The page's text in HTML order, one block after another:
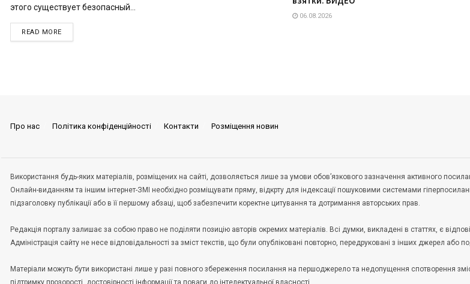
этого существует безопасный...
READ MORE
06.08.2026
Про нас Політика конфіденційності Контакти Розміщення новин
Використання будь-яких матеріалів, розміщених на сайті, дозволяється лише за умови обов’язкового зазначення активного
Онлайн-виданням та іншим інтернет-ЗМІ необхідно розміщувати пряму, відкрту для індексації пошуковими системами
підзаголовку публікації або в її першому абзаці, щоб забезпечити коректне цитування та дотримання авторських прав.
Редакція порталу залишає за собою право не поділяти позицію авторів окремих матеріалів. Всі думки, викладені в статтях, є
Адміністрація сайту не несе відповідальності за зміст текстів, що були опубліковані повторно, передруковані з інших джерел або
Матеріали можуть бути використані лише у разі повного збереження посилання на першоджерело та недопущення спотворення
підтримку прозорості, достовірності інформації та поваги до інтелектуальної власності.